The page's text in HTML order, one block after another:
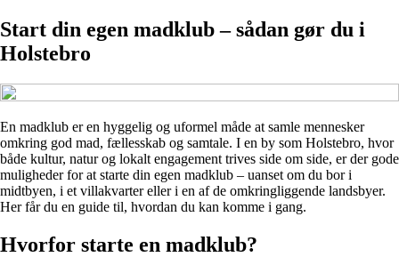
Start din egen madklub – sådan gør du i
Holstebro
En madklub er en hyggelig og uformel måde at samle mennesker
omkring god mad, fællesskab og samtale. I en by som Holstebro, hvor
både kultur, natur og lokalt engagement trives side om side, er der gode
muligheder for at starte din egen madklub – uanset om du bor i
midtbyen, i et villakvarter eller i en af de omkringliggende landsbyer.
Her får du en guide til, hvordan du kan komme i gang.
Hvorfor starte en madklub?